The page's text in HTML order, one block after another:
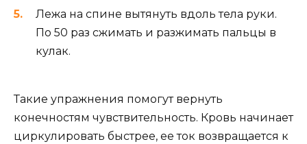
Лежа на спине вытянуть вдоль тела руки.
По 50 раз сжимать и разжимать пальцы в
кулак.
Такие упражнения помогут вернуть
конечностям чувствительность. Кровь начинает
циркулировать быстрее, ее ток возвращается к